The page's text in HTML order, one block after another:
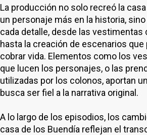
La producción no solo recreó la
un personaje más en la historia,
cada detalle, desde las vestimentas
hasta la creación de escenarios que
cobrar vida. Elementos como los
que lucen los personajes, o las
utilizadas por los colonos, aportan
busca ser fiel a la narrativa original.
A lo largo de los episodios, los
casa de los Buendía reflejan el